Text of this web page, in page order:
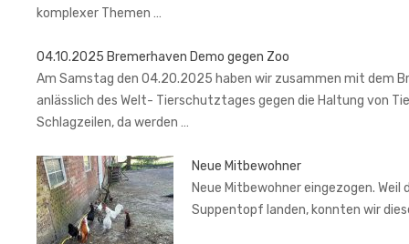
komplexer Themen …
04.10.2025 Bremerhaven Demo gegen Zoo
Am Samstag den 04.20.2025 haben wir zusammen mit dem
anlässlich des Welt- Tierschutztages gegen die Haltung von
Schlagzeilen, da werden …
Neue Mitbewohner
Neue Mitbewohner eingezogen.
Suppentopf landen, konnten wir